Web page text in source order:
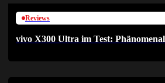
Reviews
vivo X300 Ultra im Test: